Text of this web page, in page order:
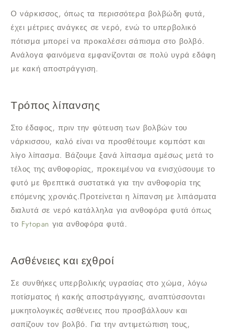
Ο νάρκισσος, όπως τα περισσότερα βολβώδη φυτά,
έχει μέτριες ανάγκες σε νερό, ενώ το υπερβολικό
πότισμα μπορεί να προκαλέσει σάπισμα στο βολβό.
Ανάλογα φαινόμενα εμφανίζονται σε πολύ υγρά εδάφη
με κακή αποστράγγιση.
Τρόπος λίπανσης
Στο έδαφος, πριν την φύτευση των βολβών του
νάρκισσου, καλό είναι να προσθέτουμε κομπόστ και
λίγο λίπασμα. Βάζουμε ξανά λίπασμα αμέσως μετά το
τέλος της ανθοφορίας, προκειμένου να ενισχύσουμε το
φυτό με θρεπτικά συστατικά για την ανθοφορία της
επόμενης χρονιάς.Προτείνεται η λίπανση με λιπάσματα
διαλυτά σε νερό κατάλληλα για ανθοφόρα φυτά όπως
το Fytopan για ανθοφόρα φυτά.
Ασθένειες και εχθροί
Σε συνθήκες υπερβολικής υγρασίας στο χώμα, λόγω
ποτίσματος ή κακής αποστράγγισης, αναπτύσσονται
μυκητολογικές ασθένειες που προσβάλλουν και
σαπίζουν τον βολβό. Για την αντιμετώπιση τους,